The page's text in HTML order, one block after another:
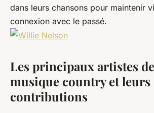
dans leurs chansons pour maintenir
connexion avec le passé.
Les principaux artistes
musique country et leurs
contributions